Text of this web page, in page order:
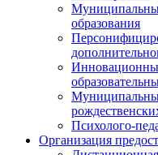
образования
Психолого-
Организация